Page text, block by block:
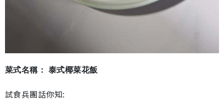
菜式名稱： 泰式椰菜花飯
試食兵團話你知: